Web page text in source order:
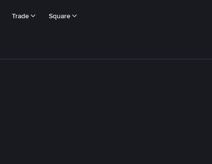
Trade Square